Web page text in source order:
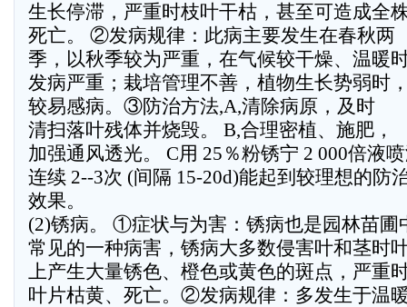
生长停滞，严重时枝叶干枯，甚至可造成全
死亡。 ②发病规律：此病主要发生在春秋两
季，以秋季较为严重，在气候较干燥、温暖
发病严重；栽培管理不善，植物生长势弱时
较易感病。③防治方法,A,清除病原，及时
清扫落叶残体并烧毁。 B,合理密植、施肥，
加强通风透光。 C用 25％粉锈宁 2 000倍液
连续 2--3次 (间隔 15-20d)能起到较理想的防
效果。
(2)锈病。 ①症状与为害：锈病也是园林苗圃
常见的一种病害，锈病大多数侵害叶和茎时
上产生大量锈色、橙色或黄色的斑点，严重
叶片枯黄、死亡。②发病规律：多发生于温